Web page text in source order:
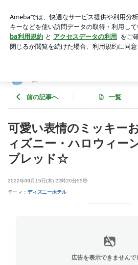
ン”スペシャルブレッド☆ | ととちゃん
イム
アプリをダウンロードして ブログの更新通知
ょう。
ム
前の記事へ 一覧
可愛い表情のミッキー
ィズニー・ハロウィー
ブレッド☆
2022年09月15日(木) 22時20分55秒
テーマ： ディズニーホテル
広告を表示できませんで